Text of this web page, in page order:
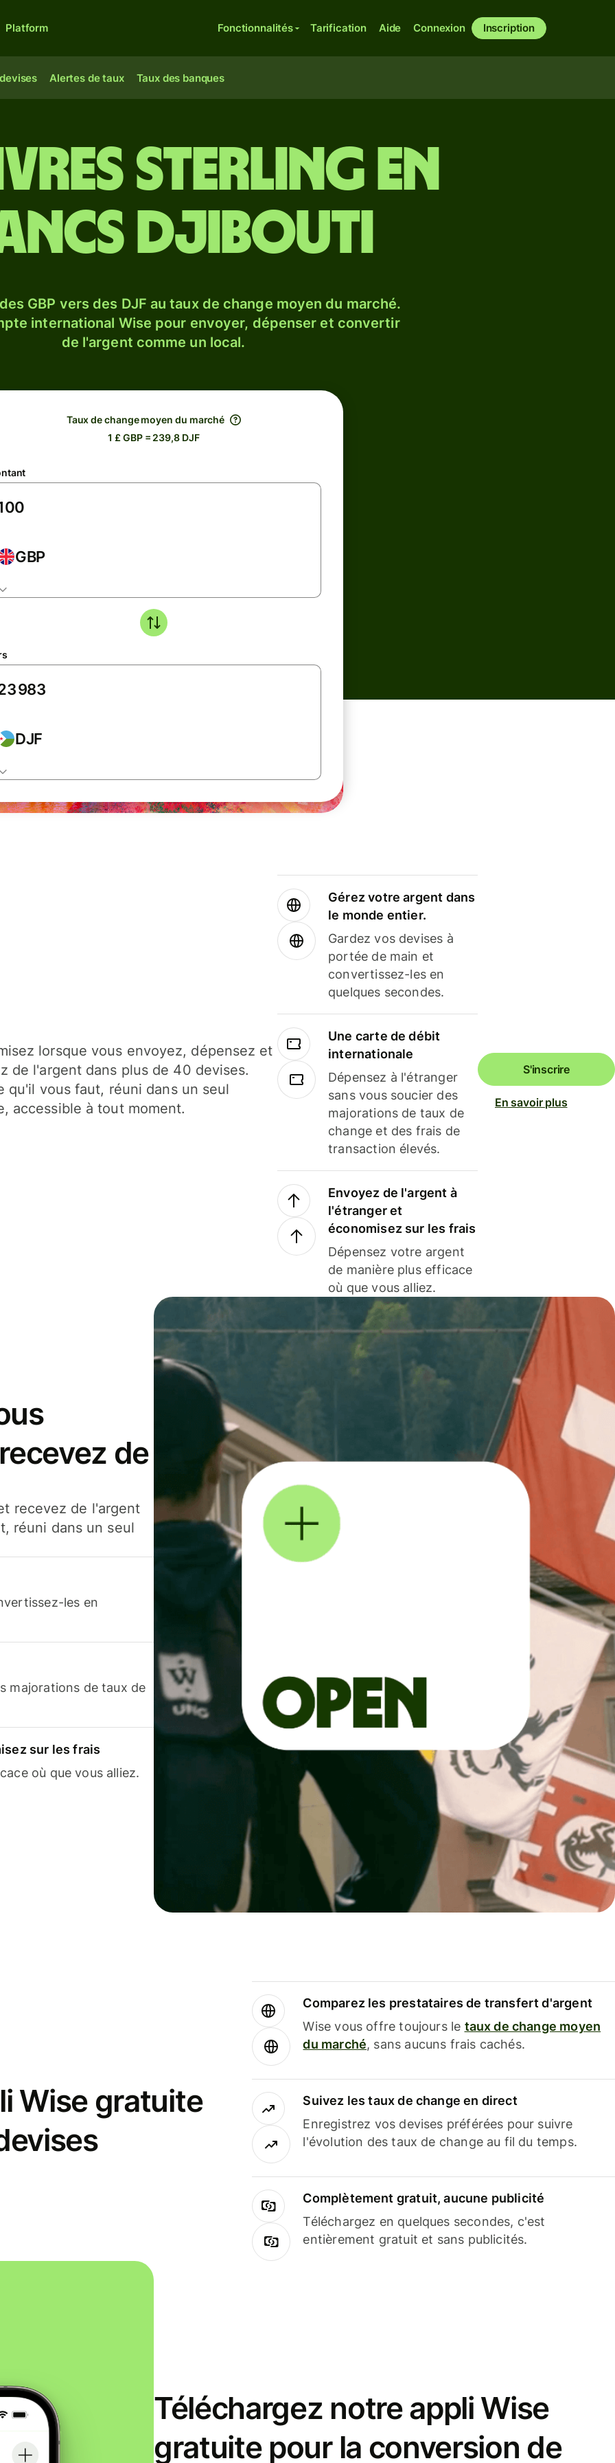
Platform Fonctionnalités Tarification Aide Connexion Inscription
Alertes de taux Taux des banques
sterling en
Djibouti
GBP vers des DJF au taux de change moyen du marché.
international Wise pour envoyer, dépenser et convertir
de l'argent comme un local.
Taux de change moyen du marché
1 £ GBP = 239,8 DJF
GBP
DJF
lorsque vous envoyez, dépensez et
de l'argent dans plus de 40 devises.
qu'il vous faut, réuni dans un seul
accessible à tout moment.
Gérez votre argent dans
le monde entier.
Gardez vos devises à
portée de main et
convertissez-les en
quelques secondes.
Une carte de débit
internationale
Dépensez à l'étranger
sans vous soucier des
majorations de taux de
change et des frais de
transaction élevés.
Envoyez de l'argent à
l'étranger et
économisez sur les frais
Dépensez votre argent
de manière plus efficace
où que vous alliez.
S'inscrire
En savoir plus
de
recevez de l'argent
réuni dans un seul
les en
majorations de taux de
sur les frais
où que vous alliez.
Wise gratuite
Comparez les prestataires de transfert d'argent
Wise vous offre toujours le taux de change moyen
du marché, sans aucuns frais cachés.
Suivez les taux de change en direct
Enregistrez vos devises préférées pour suivre
l'évolution des taux de change au fil du temps.
Complètement gratuit, aucune publicité
Téléchargez en quelques secondes, c'est
entièrement gratuit et sans publicités.
Téléchargez notre appli Wise
gratuite pour la conversion de